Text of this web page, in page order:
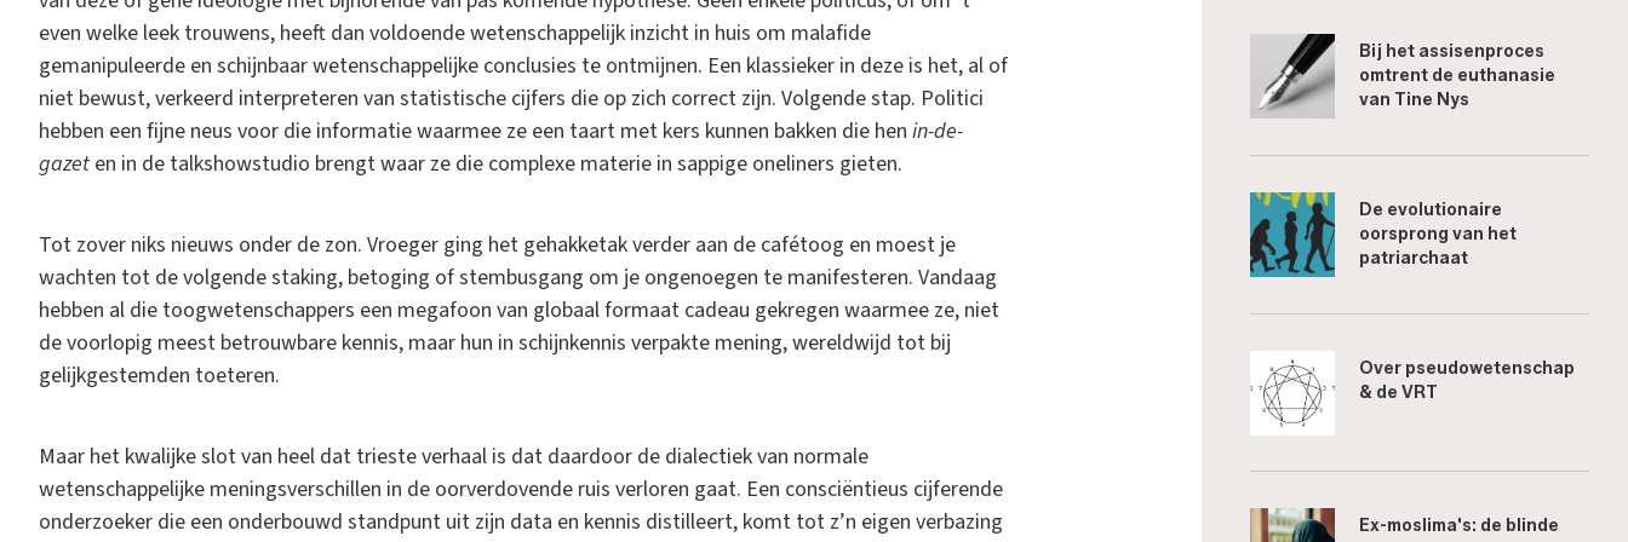
even welke leek trouwens, heeft dan voldoende wetenschappelijk inzicht in huis om malafide
gemanipuleerde en schijnbaar wetenschappelijke conclusies te ontmijnen. Een klassieker in deze is het, al of
niet bewust, verkeerd interpreteren van statistische cijfers die op zich correct zijn. Volgende stap. Politici
hebben een fijne neus voor die informatie waarmee ze een taart met kers kunnen bakken die hen in-de-
gazet en in de talkshowstudio brengt waar ze die complexe materie in sappige oneliners gieten.
Tot zover niks nieuws onder de zon. Vroeger ging het gehakketak verder aan de cafétoog en moest je
wachten tot de volgende staking, betoging of stembusgang om je ongenoegen te manifesteren. Vandaag
hebben al die toogwetenschappers een megafoon van globaal formaat cadeau gekregen waarmee ze, niet
de voorlopig meest betrouwbare kennis, maar hun in schijnkennis verpakte mening, wereldwijd tot bij
gelijkgestemden toeteren.
Maar het kwalijke slot van heel dat trieste verhaal is dat daardoor de dialectiek van normale
wetenschappelijke meningsverschillen in de oorverdovende ruis verloren gaat. Een consciëntieus cijferende
onderzoeker die een onderbouwd standpunt uit zijn data en kennis distilleert, komt tot z’n eigen verbazing
Bij het assisenproces
omtrent de euthanasie
van Tine Nys
De evolutionaire
oorsprong van het
patriarchaat
Over pseudowetenschap
& de VRT
Ex-moslima's: de blinde